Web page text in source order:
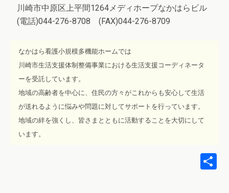
川崎市中原区上平間1264メディホープなかはらビル
(電話)044-276-8708 (FAX)044-276-8709
なかはら看護小規模多機能ホームでは
川崎市生活支援体制整備事業における生活支援コーディネータ
ーを受託しています。
地域の高齢者を中心に、住民の方々がこれからも安心して生活
が送れるように悩みや問題に対してサポートを行っています。
地域の絆を強くし、皆さまとともに活動することを大切にして
います。